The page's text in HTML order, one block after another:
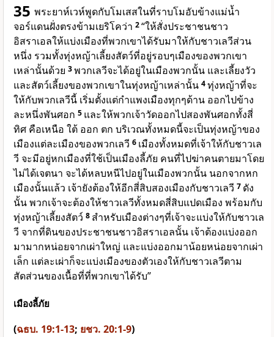
35 พระยาห์เวห์พูดกับโมเสสในที่ราบโมอับข้างแม่น้ำ
จอร์แดนฝั่งตรงข้ามเยริโคว่า 2“ให้สั่งประชาชนชาว
อิสราเอลให้แบ่งเมืองที่พวกเขาได้รับมาให้กับชาวเลวีส่วน
หนึ่ง รวมทั้งทุ่งหญ้าเลี้ยงสัตว์ที่อยู่รอบๆเมืองของพวกเขา
เหล่านั้นด้วย 3พวกเลวีจะได้อยู่ในเมืองพวกนั้น และเลี้ยงวัว
และสัตว์เลี้ยงของพวกเขาในทุ่งหญ้าเหล่านั้น 4ทุ่งหญ้าที่จะ
ให้กับพวกเลวีนี้ เริ่มตั้งแต่กำแพงเมืองทุกๆด้าน ออกไปข้าง
ละหนึ่งพันศอก 5 และให้พวกเจ้าวัดออกไปสองพันศอกทั้งสี่
ทิศ คือเหนือ ใต้ ออก ตก บริเวณทั้งหมดนี้จะเป็นทุ่งหญ้าของ
เมืองแต่ละเมืองของพวกเลวี 6 เมืองทั้งหมดที่เจ้าให้กับชาวเล
วี จะมีอยู่หกเมืองที่ใช้เป็นเมืองลี้ภัย คนที่ไปฆ่าคนตายมาโดย
ไม่ได้เจตนา จะได้หลบหนีไปอยู่ในเมืองพวกนั้น นอกจากหก
เมืองนั้นแล้ว เจ้ายังต้องให้อีกสี่สิบสองเมืองกับชาวเลวี 7 ดัง
นั้น พวกเจ้าจะต้องให้ชาวเลวีทั้งหมดสี่สิบแปดเมือง พร้อมกับ
ทุ่งหญ้าเลี้ยงสัตว์ 8 สำหรับเมืองต่างๆที่เจ้าจะแบ่งให้กับชาวเล
วี จากที่ดินของประชาชนชาวอิสราเอลนั้น เจ้าต้องแบ่งออก
มามากหน่อยจากเผ่าใหญ่ และแบ่งออกมาน้อยหน่อยจากเผ่า
เล็ก แต่ละเผ่าก็จะแบ่งเมืองของตัวเองให้กับชาวเลวีตาม
สัดส่วนของเนื้อที่ที่พวกเขาได้รับ”
เมืองลี้ภัย
(ฉธบ. 19:1-13; ยชว. 20:1-9)